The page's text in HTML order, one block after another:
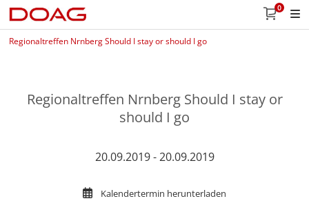
0
Regionaltreffen Nrnberg Should I stay or should I go
Regionaltreffen Nrnberg Should I stay or
should I go
20.09.2019 - 20.09.2019
Kalendertermin herunterladen